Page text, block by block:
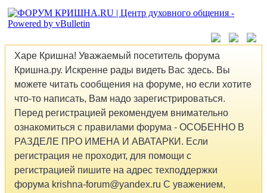
Харе Кришна! Уважаемый посетитель форума
Кришна.ру. Искренне рады видеть Вас здесь. Вы
можете читать сообщения на форуме, но если хотите
что-то написать, Вам надо зарегистрироваться.
Перед регистрацией рекомендуем внимательно
ознакомиться с правилами форума - ОСОБЕННО В
РАЗДЕЛЕ ПРО ИМЕНА И АВАТАРКИ. Если
регистрация не проходит, для помощи с
регистрацией пишите на адрес техподдержки
форума krishna-forum@yandex.ru С уважением,